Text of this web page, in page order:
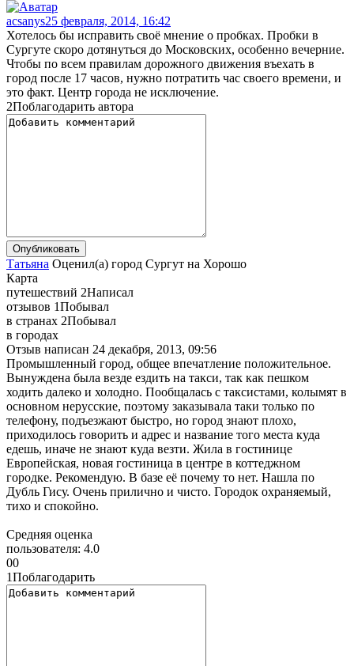
acsanys25 февраля, 2014, 16:42
Хотелось бы исправить своё мнение о пробках. Пробки в
Сургуте скоро дотянуться до Московских, особенно вечерние.
Чтобы по всем правилам дорожного движения въехать в
город после 17 часов, нужно потратить час своего времени, и
это факт. Центр города не исключение.
2Поблагодарить автора
Татьяна Оценил(а) город Сургут на Хорошо
Карта
путешествий 2Написал
отзывов 1Побывал
в странах 2Побывал
в городах
Отзыв написан 24 декабря, 2013, 09:56
Промышленный город, общее впечатление положительное.
Вынуждена была везде ездить на такси, так как пешком
ходить далеко и холодно. Пообщалась с таксистами, колымят в
основном нерусские, поэтому заказывала таки только по
телефону, подъезжают быстро, но город знают плохо,
приходилось говорить и адрес и название того места куда
едешь, иначе не знают куда везти. Жила в гостинице
Европейская, новая гостиница в центре в коттеджном
городке. Рекомендую. В базе её почему то нет. Нашла по
Дубль Гису. Очень прилично и чисто. Городок охраняемый,
тихо и спокойно.
Средняя оценка
пользователя: 4.0
00
1Поблагодарить